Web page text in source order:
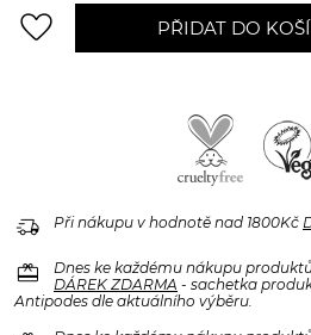
favorite_border PŘIDAT DO
delivery_truck_speed Při nákupu v hodnotě nad 1800Kč
redeem
Dnes ke každému nákupu
DÁREK ZDARMA - sachetka
Antipodes dle aktuálního výběru.